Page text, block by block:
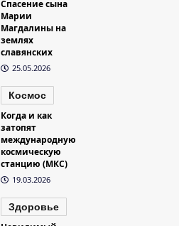
Спасение сына
Марии
Магдалины на
землях
славянских
25.05.2026
Космос
Когда и как
затопят
международную
космическую
станцию (МКС)
19.03.2026
Здоровье